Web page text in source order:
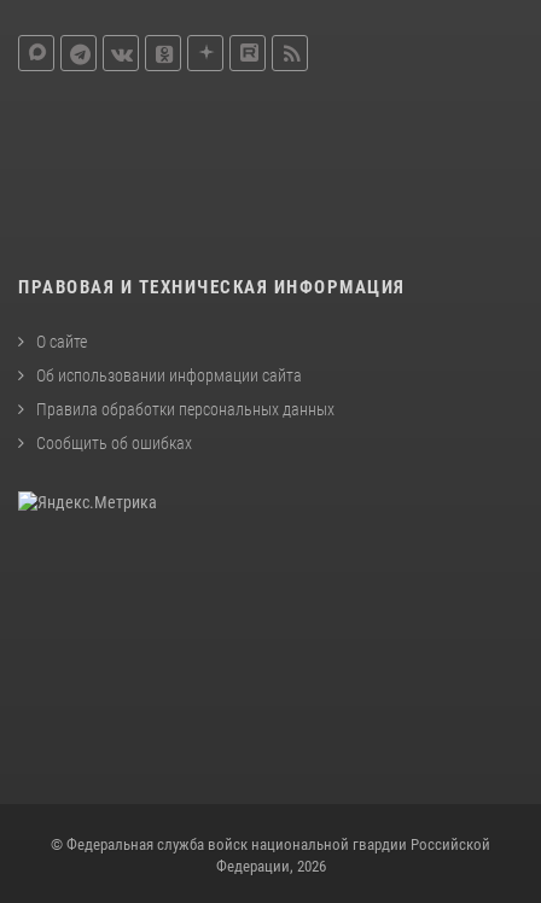
ПРАВОВАЯ И ТЕХНИЧЕСКАЯ ИНФОРМАЦИЯ
О сайте
Об использовании информации сайта
Правила обработки персональных данных
Сообщить об ошибках
© Федеральная служба войск национальной гвардии Российской
Федерации, 2026